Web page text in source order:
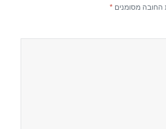
החובה מסומנים*